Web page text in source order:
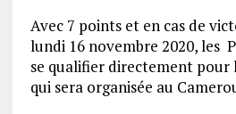
Avec 7 points et en cas de
lundi 16 novembre 2020, les
se qualifier directement pour
qui sera organisée au